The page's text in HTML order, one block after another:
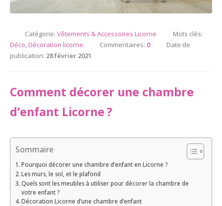
Catégorie: Vêtements & Accessoires Licorne
Mots clés:
Déco,Décoration licorne Commentaires: 0
Date de
publication: 28 février 2021
Comment décorer une chambre
d’enfant Licorne ?
Sommaire
Pourquoi décorer une chambre d’enfant en Licorne ?
Les murs, le sol, et le plafond
Quels sont les meubles à utiliser pour décorer la chambre de
votre enfant ?
Décoration Licorne d’une chambre d’enfant